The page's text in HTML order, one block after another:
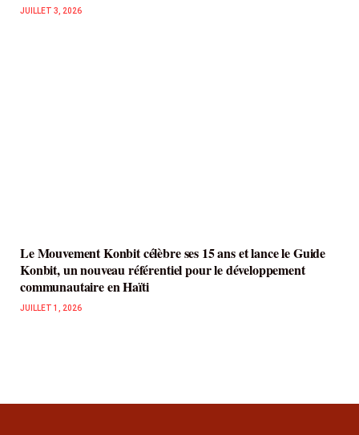
JUILLET 3, 2026
Le Mouvement Konbit célèbre ses 15 ans et lance le Guide
Konbit, un nouveau référentiel pour le développement
communautaire en Haïti
JUILLET 1, 2026